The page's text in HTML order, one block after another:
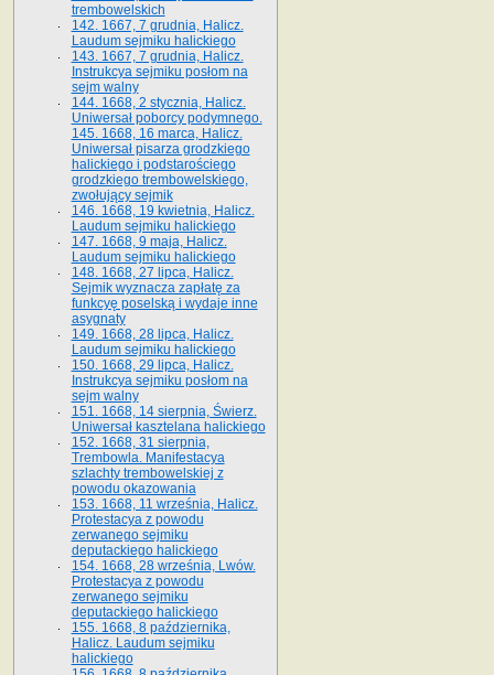
trembowelskich
142. 1667, 7 grudnia, Halicz.
Laudum sejmiku halickiego
143. 1667, 7 grudnia, Halicz.
Instrukcya sejmiku posłom na
sejm walny
144. 1668, 2 stycznia, Halicz.
Uniwersał poborcy podymnego.
145. 1668, 16 marca, Halicz.
Uniwersał pisarza grodzkiego
halickiego i podstarościego
grodzkiego trembowelskiego,
zwołujący sejmik
146. 1668, 19 kwietnia, Halicz.
Laudum sejmiku halickiego
147. 1668, 9 maja, Halicz.
Laudum sejmiku halickiego
148. 1668, 27 lipca, Halicz.
Sejmik wyznacza zapłatę za
funkcyę poselską i wydaje inne
asygnaty
149. 1668, 28 lipca, Halicz.
Laudum sejmiku halickiego
150. 1668, 29 lipca, Halicz.
Instrukcya sejmiku posłom na
sejm walny
151. 1668, 14 sierpnia, Świerz.
Uniwersał kasztelana halickiego
152. 1668, 31 sierpnia,
Trembowla. Manifestacya
szlachty trembowelskiej z
powodu okazowania
153. 1668, 11 września, Halicz.
Protestacya z powodu
zerwanego sejmiku
deputackiego halickiego
154. 1668, 28 września, Lwów.
Protestacya z powodu
zerwanego sejmiku
deputackiego halickiego
155. 1668, 8 października,
Halicz. Laudum sejmiku
halickiego